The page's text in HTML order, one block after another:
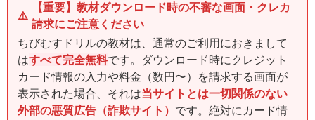
⚠️
【重要】教材ダウンロード時の不審な画面・クレカ
請求にご注意ください
ちびむすドリルの教材は、通常のご利用におきまして
はすべて完全無料です。ダウンロード時にクレジット
カード情報の入力や料金（数円〜）を請求する画面が
表示された場合、それは当サイトとは一切関係のない
外部の悪質広告（詐欺サイト） です。絶対にカード情